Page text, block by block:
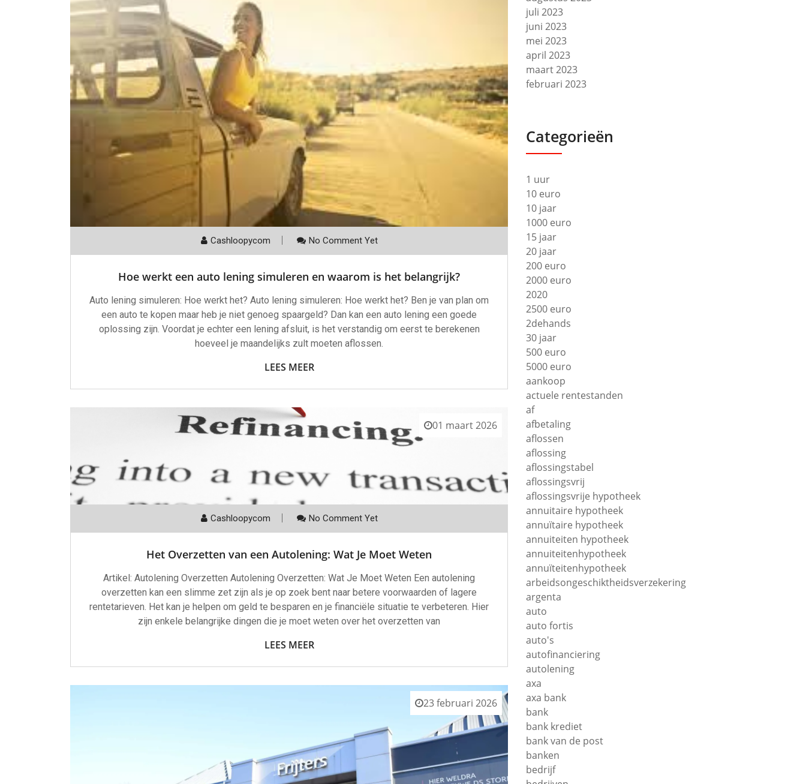
Cashloopycom No Comment Yet
Hoe werkt een auto lening simuleren en waarom is het belangrijk?
Auto lening simuleren: Hoe werkt het? Auto lening simuleren: Hoe werkt het? Ben je van plan om
een auto te kopen maar heb je niet genoeg spaargeld? Dan kan een auto lening een goede
oplossing zijn. Voordat je echter een lening afsluit, is het verstandig om eerst te berekenen
hoeveel je maandelijks zult moeten aflossen.
LEES MEER
01 maart 2026
Cashloopycom No Comment Yet
Het Overzetten van een Autolening: Wat Je Moet Weten
Artikel: Autolening Overzetten Autolening Overzetten: Wat Je Moet Weten Een autolening
overzetten kan een slimme zet zijn als je op zoek bent naar betere voorwaarden of lagere
rentetarieven. Het kan je helpen om geld te besparen en je financiële situatie te verbeteren. Hier
zijn enkele belangrijke dingen die je moet weten over het overzetten van
LEES MEER
23 februari 2026
juli 2023
juni 2023
mei 2023
april 2023
maart 2023
februari 2023
Categorieën
1 uur
10 euro
10 jaar
1000 euro
15 jaar
20 jaar
200 euro
2000 euro
2020
2500 euro
2dehands
30 jaar
500 euro
5000 euro
aankoop
actuele rentestanden
af
afbetaling
aflossen
aflossing
aflossingstabel
aflossingsvrij
aflossingsvrije hypotheek
annuitaire hypotheek
annuïtaire hypotheek
annuiteiten hypotheek
annuiteitenhypotheek
annuïteitenhypotheek
arbeidsongeschiktheidsverzekering
argenta
auto
auto fortis
auto's
autofinanciering
autolening
axa
axa bank
bank
bank krediet
bank van de post
banken
bedrijf